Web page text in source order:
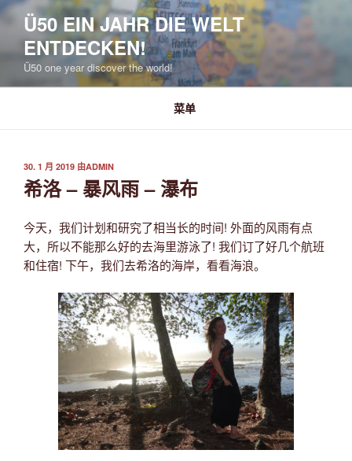
跳
Ü50 EIN JAHR DIE WELT
ENTDECKEN!
Ü50 one year discover the world!
菜单
发
布
于
30. 1 月 2019 由ADMIN
希洛 – 暴风雨 – 瀑布
今天，我们计划和研究了相当长的时间! 外面的风雨有点
大，所以不能那么好的去海里游泳了! 我们订了好几个航班
和住宿! 下午，我们去希洛的海岸，看看海浪。